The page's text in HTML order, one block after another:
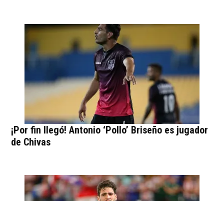
¡Por fin llegó! Antonio ‘Pollo’ Briseño es jugador
de Chivas